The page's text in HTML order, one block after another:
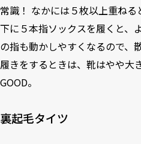
常識！ なかには５枚以上重ね
下に５本指ソックスを履くと、
の指も動かしやすくなるので、
履きをするときは、靴はやや大
GOOD。
裏起毛タイツ